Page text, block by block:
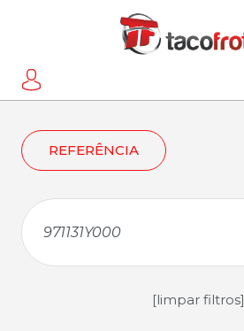
REFERÊNCIA
[limpar filtros]